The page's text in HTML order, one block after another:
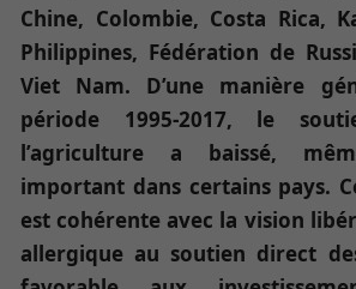
Chine, Colombie, Costa Rica,
Philippines, Fédération de
Viet Nam. D’une manière
période 1995-2017, le
l’agriculture a baissé,
important dans certains pays.
est cohérente avec la vision
allergique au soutien direct